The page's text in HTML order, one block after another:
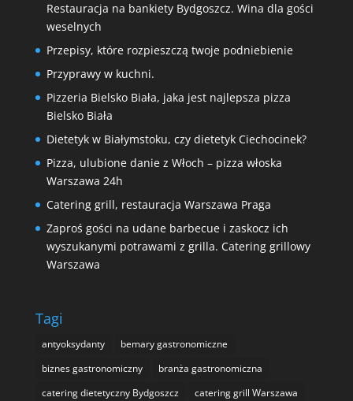
Restauracja na bankiety Bydgoszcz. Wina dla gości
weselnych
Przepisy, które rozpieszczą twoje podniebienie
Przyprawy w kuchni.
Pizzeria Bielsko Biała, jaka jest najlepsza pizza
Bielsko Biała
Dietetyk w Białymstoku, czy dietetyk Ciechocinek?
Pizza, ulubione danie z Włoch – pizza włoska
Warszawa 24h
Catering grill, restauracja Warszawa Praga
Zaproś gości na udane barbecue i zaskocz ich
wyszukanymi potrawami z grilla. Catering grillowy
Warszawa
Tagi
antyoksydanty
bemary gastronomiczne
biznes gastronomiczny
branża gastronomiczna
catering dietetyczny Bydgoszcz
catering grill Warszawa